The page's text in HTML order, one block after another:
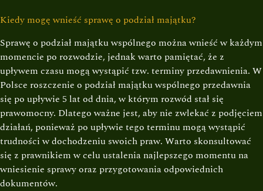
Kiedy mogę wnieść sprawę o podział majątku?
Sprawę o podział majątku wspólnego można wnieść w każdym
momencie po rozwodzie, jednak warto pamiętać, że z
upływem czasu mogą wystąpić tzw. terminy przedawnienia. W
Polsce roszczenie o podział majątku wspólnego przedawnia
się po upływie 5 lat od dnia, w którym rozwód stał się
prawomocny. Dlatego ważne jest, aby nie zwlekać z podjęciem
działań, ponieważ po upływie tego terminu mogą wystąpić
trudności w dochodzeniu swoich praw. Warto skonsultować
się z prawnikiem w celu ustalenia najlepszego momentu na
wniesienie sprawy oraz przygotowania odpowiednich
dokumentów.